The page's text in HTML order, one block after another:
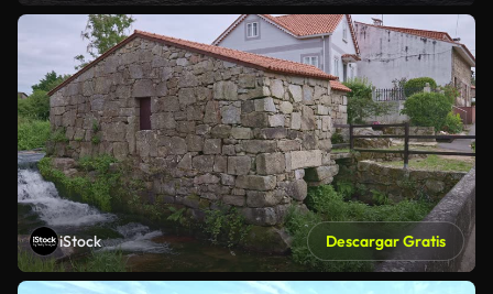
iStock Descargar Gratis